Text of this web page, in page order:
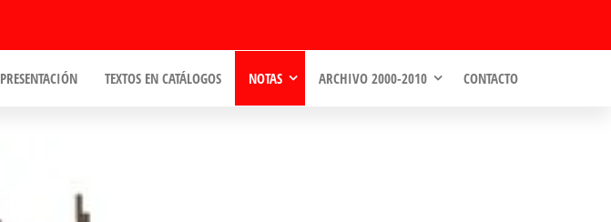
PRESENTACIÓN TEXTOS EN CATÁLOGOS NOTAS ARCHIVO 2000-2010 CONTACTO